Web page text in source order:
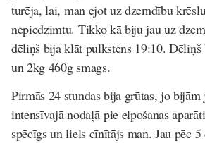
turēja, lai, man ejot uz dzemdību
nepiedzimtu. Tikko kā biju jau uz
dēliņš bija klāt pulkstens 19:10.
un 2kg 460g smags.
Pirmās 24 stundas bija grūtas, jo
intensīvajā nodaļā pie elpošanas
spēcīgs un liels cīnītājs man. Jau pēc